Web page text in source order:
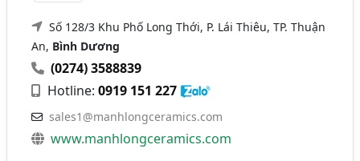
Số 128/3 Khu Phố Long Thới, P. Lái Thiêu, TP. Thuận
An, Bình Dương
(0274) 3588839
Hotline:0919 151 227
sales1@manhlongceramics.com
www.manhlongceramics.com